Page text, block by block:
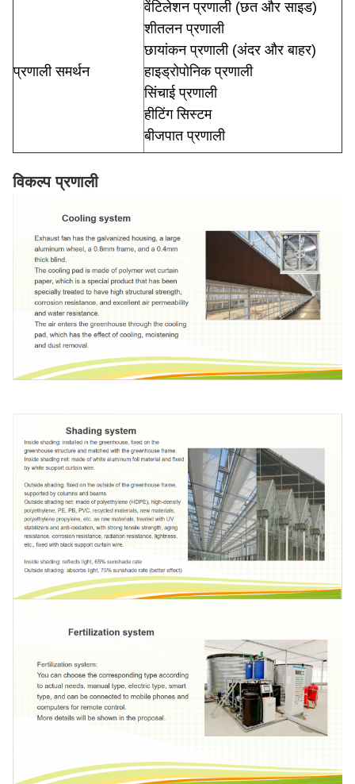
प्रणाली समर्थन
वेंटिलेशन प्रणाली (छत और साइड)
शीतलन प्रणाली
छायांकन प्रणाली (अंदर और बाहर)
हाइड्रोपोनिक प्रणाली
सिंचाई प्रणाली
हीटिंग सिस्टम
बीजपात प्रणाली
विकल्प प्रणाली